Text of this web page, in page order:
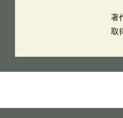
著
取